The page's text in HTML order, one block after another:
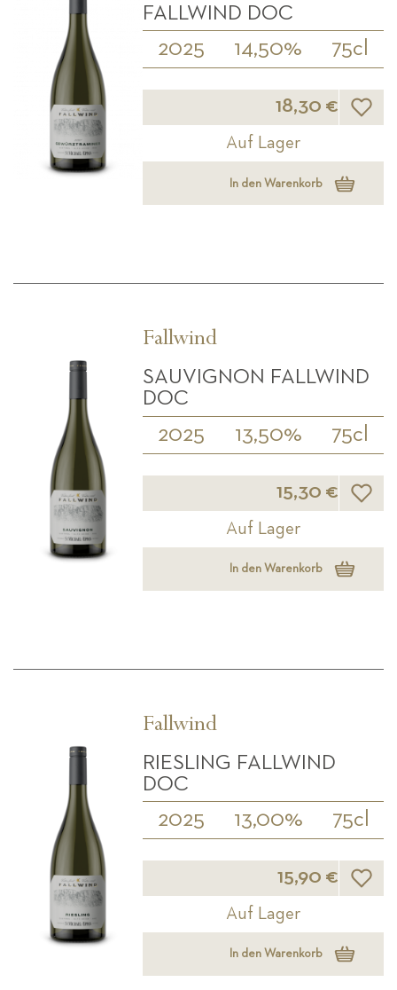
FALLWIND DOC
2025 14,50% 75cl
18,30 €
Auf Lager
In den Warenkorb
Fallwind
SAUVIGNON FALLWIND
DOC
2025 13,50% 75cl
15,30 €
Auf Lager
In den Warenkorb
Fallwind
RIESLING FALLWIND
DOC
2025 13,00% 75cl
15,90 €
Auf Lager
In den Warenkorb